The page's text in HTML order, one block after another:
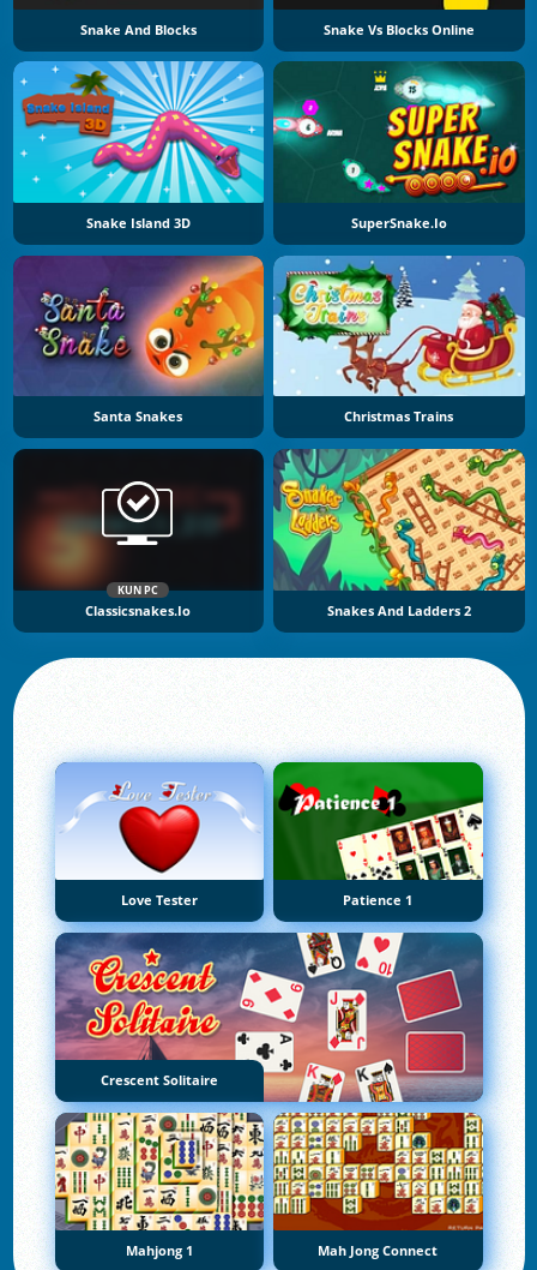
Snake And Blocks Snake Vs Blocks Online
Snake Island 3D SuperSnake.io
Santa Snakes Christmas Trains
KUN PC
Classicsnakes.io Snakes And Ladders 2
Love Tester Patience 1
Crescent Solitaire
Mahjong 1 Mah Jong Connect